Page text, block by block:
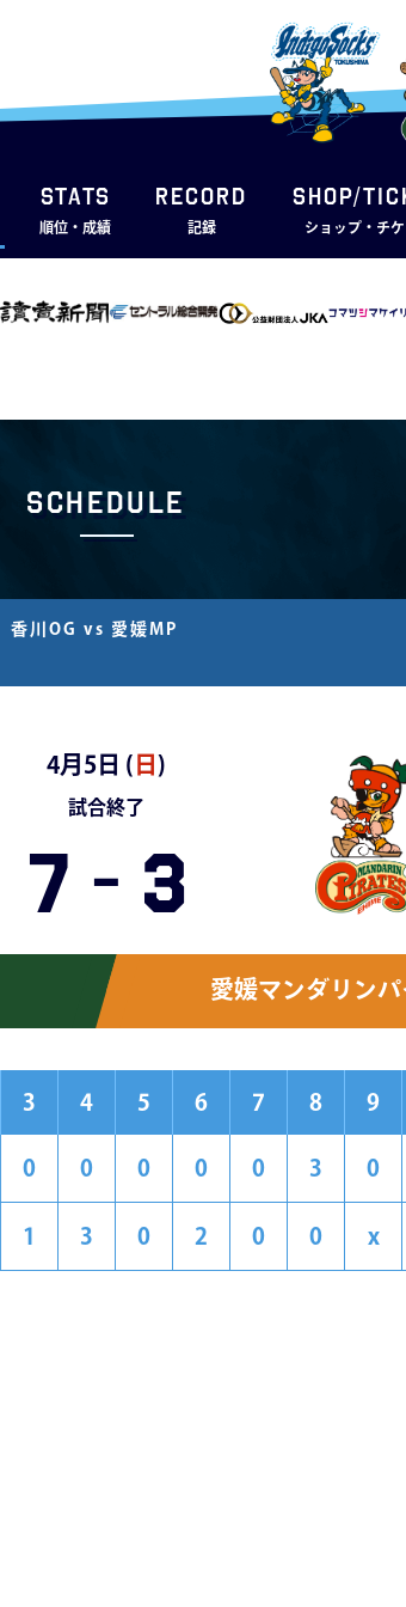
STATS
順位・成績
RECORD
記録
SHOP/
ショップ・チケ
Schedule
川OG vs 愛媛MP
4月5日 ( 日 )
試合終了
7 - 3
愛媛マンダリン
3 4 5 6 7 8 9
0 0 0 0 0 3 0
1 3 0 2 0 0 x